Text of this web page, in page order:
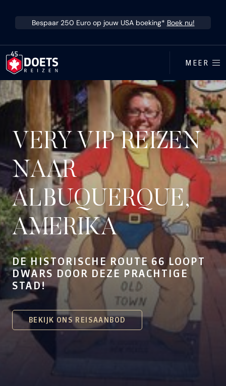
Bespaar 250 Euro op jouw USA boeking* Boek nu!
MEER
VERY VIP REIZEN
NAAR
ALBUQUERQUE,
AMERIKA
DE HISTORISCHE ROUTE 66 LOOPT
DWARS DOOR DEZE PRACHTIGE
STAD!
BEKIJK ONS REISAANBOD